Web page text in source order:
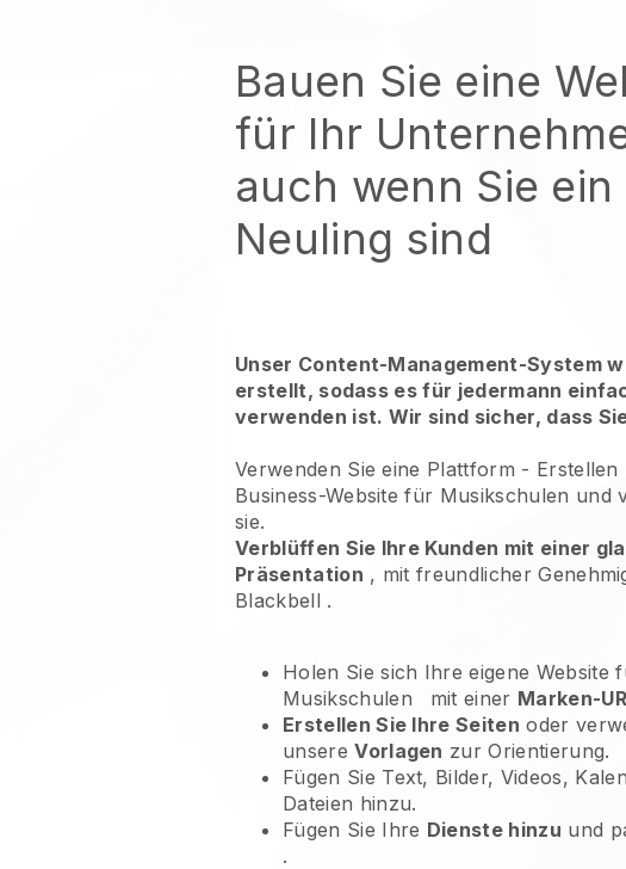
Bauen Sie eine
für Ihr
auch wenn Sie ein
Neuling sind
Unser Content-Management-System
erstellt, sodass es für jedermann
verwenden ist. Wir sind sicher, dass
Verwenden Sie eine Plattform - Erstellen
Business-Website für Musikschulen und
sie.
Verblüffen Sie Ihre Kunden mit einer
Präsentation , mit freundlicher
Blackbell.
Holen Sie sich Ihre eigene Website
Musikschulen
mit einer Marken-
Erstellen Sie Ihre Seiten oder
unsereVorlagen zur Orientierung.
Fügen Sie Text, Bilder, Videos,
Dateien hinzu.
Fügen Sie Ihre Dienste hinzu und
.